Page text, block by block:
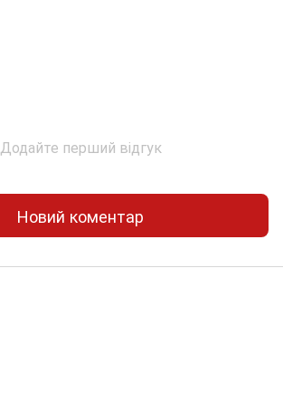
Додайте перший відгук
Новий коментар